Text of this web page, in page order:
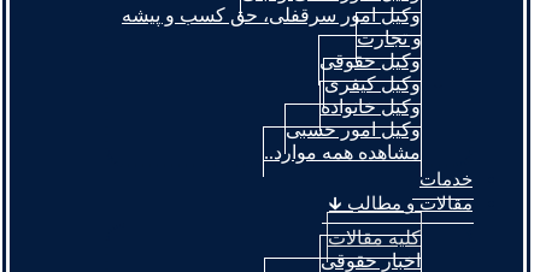
وکیل امور سرقفلی، حق کسب و پیشه
و تجارت
وکیل حقوقی
وکیل کیفری
وکیل خانواده
وکیل امور حسبی
مشاهده همه موارد..
خدمات
مقالات و مطالب 🡳
کلیه مقالات
اخبار حقوقی